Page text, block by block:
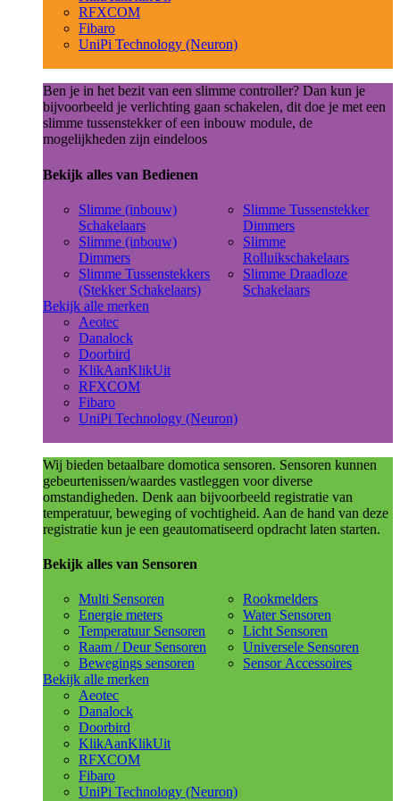
RFXCOM
Fibaro
UniPi Technology (Neuron)
Ben je in het bezit van een slimme controller? Dan kun je
bijvoorbeeld je verlichting gaan schakelen, dit doe je met een
slimme tussenstekker of een inbouw module, de
mogelijkheden zijn eindeloos
Bekijk alles van Bedienen
Slimme (inbouw)
Schakelaars
Slimme (inbouw)
Dimmers
Slimme Tussenstekkers
(Stekker Schakelaars)
Slimme Tussenstekker
Dimmers
Slimme
Rolluikschakelaars
Slimme Draadloze
Schakelaars
Bekijk alle merken
Aeotec
Danalock
Doorbird
KlikAanKlikUit
RFXCOM
Fibaro
UniPi Technology (Neuron)
Wij bieden betaalbare domotica sensoren. Sensoren kunnen
gebeurtenissen/waardes vastleggen voor diverse
omstandigheden. Denk aan bijvoorbeeld registratie van
temperatuur, beweging of vochtigheid. Aan de hand van deze
registratie kun je een geautomatiseerd opdracht laten starten.
Bekijk alles van Sensoren
Multi Sensoren
Energie meters
Temperatuur Sensoren
Raam / Deur Sensoren
Bewegings sensoren
Rookmelders
Water Sensoren
Licht Sensoren
Universele Sensoren
Sensor Accessoires
Bekijk alle merken
Aeotec
Danalock
Doorbird
KlikAanKlikUit
RFXCOM
Fibaro
UniPi Technology (Neuron)